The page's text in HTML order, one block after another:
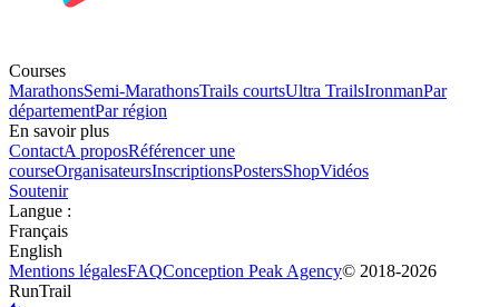
Courses
MarathonsSemi-MarathonsTrails courtsUltra TrailsIronmanPar
départementPar région
En savoir plus
ContactA proposRéférencer une
courseOrganisateursInscriptionsPostersShopVidéos
Soutenir
Langue :
Français
English
Mentions légalesFAQConception Peak Agency© 2018-2026
RunTrail